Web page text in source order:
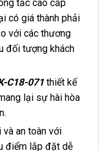
tắc cao cấp
có giá thành phải
với các thương
đối tượng khách
C18-071 thiết kế
lại sự hài hòa
và an toàn với
điểm lắp đặt dễ